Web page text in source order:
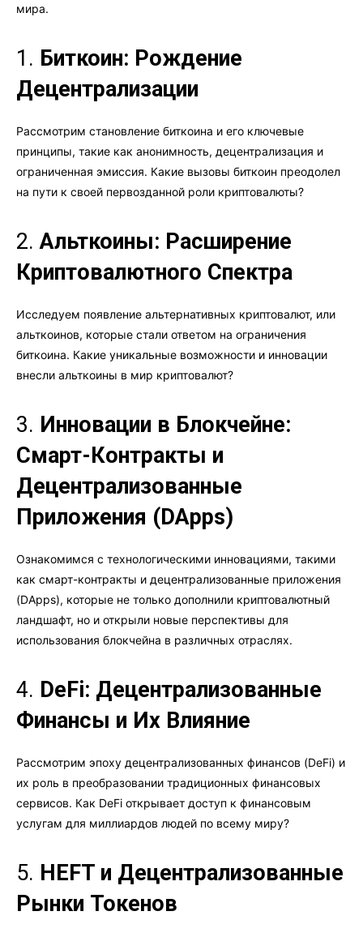
мира.
1. Биткоин: Рождение
Децентрализации
Рассмотрим становление биткоина и его ключевые
принципы, такие как анонимность, децентрализация и
ограниченная эмиссия. Какие вызовы биткоин преодолел
на пути к своей первозданной роли криптовалюты?
2.Альткоины: Расширение
Криптовалютного Спектра
Исследуем появление альтернативных криптовалют, или
альткоинов, которые стали ответом на ограничения
биткоина. Какие уникальные возможности и инновации
внесли альткоины в мир криптовалют?
3. Инновации в Блокчейне:
Смарт-Контракты и
Децентрализованные
Приложения (DApps)
Ознакомимся с технологическими инновациями, такими
как смарт-контракты и децентрализованные приложения
(DApps), которые не только дополнили криптовалютный
ландшафт, но и открыли новые перспективы для
использования блокчейна в различных отраслях.
4. DeFi: Децентрализованные
Финансы и Их Влияние
Рассмотрим эпоху децентрализованных финансов (DeFi) и
их роль в преобразовании традиционных финансовых
сервисов. Как DeFi открывает доступ к финансовым
услугам для миллиардов людей по всему миру?
5. НЕFT и Децентрализованные
Рынки Токенов